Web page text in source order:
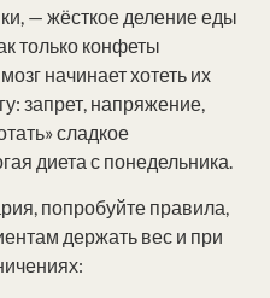
— жёсткое деление еды
только конфеты
начинает хотеть их
запрет, напряжение,
сладкое
диета с понедельника.
попробуйте правила,
держать вес и при